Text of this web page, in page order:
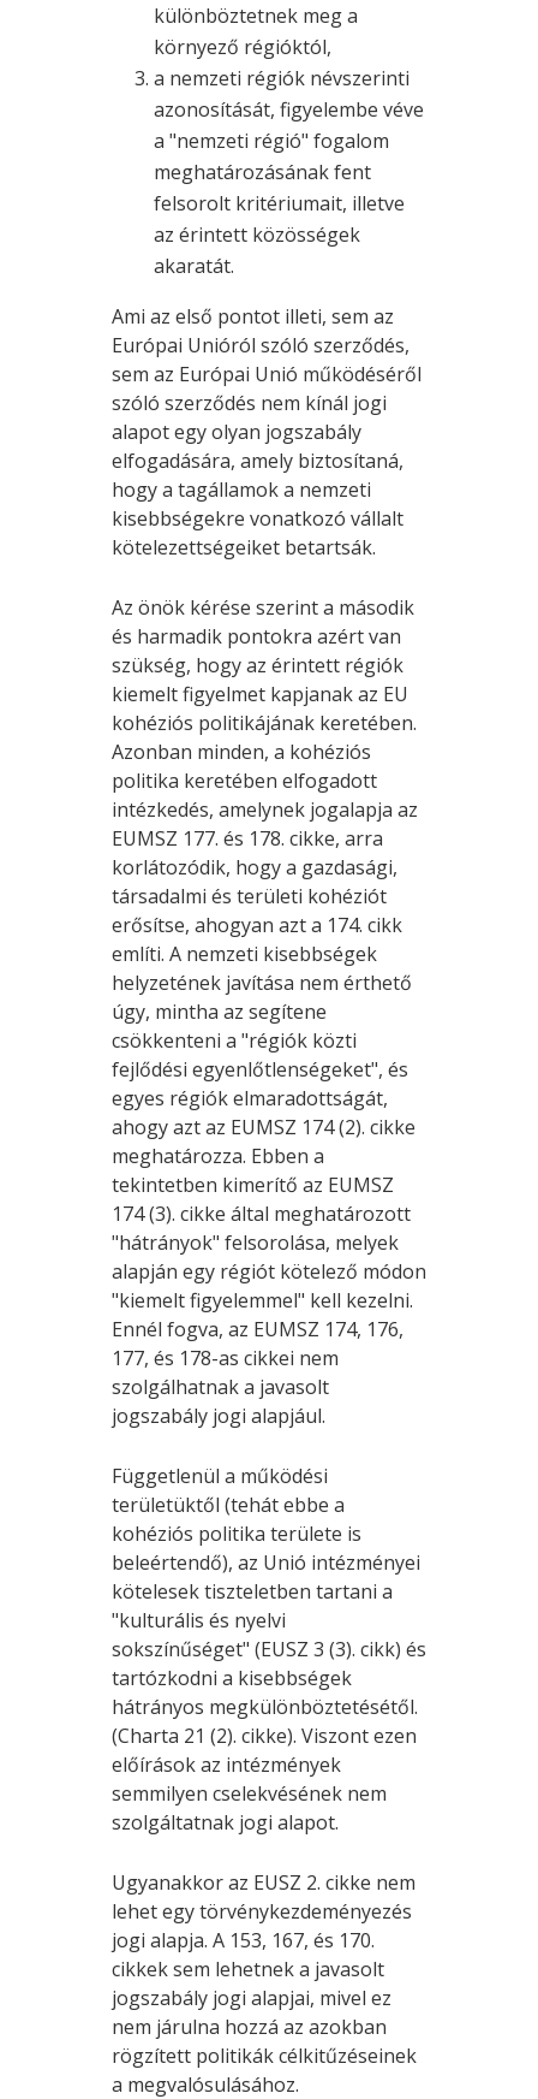
különböztetnek meg a
környező régióktól,
a nemzeti régiók névszerinti
azonosítását, figyelembe véve
a "nemzeti régió" fogalom
meghatározásának fent
felsorolt kritériumait, illetve
az érintett közösségek
akaratát.
Ami az első pontot illeti, sem az
Európai Unióról szóló szerződés,
sem az Európai Unió működéséről
szóló szerződés nem kínál jogi
alapot egy olyan jogszabály
elfogadására, amely biztosítaná,
hogy a tagállamok a nemzeti
kisebbségekre vonatkozó vállalt
kötelezettségeiket betartsák.
Az önök kérése szerint a második
és harmadik pontokra azért van
szükség, hogy az érintett régiók
kiemelt figyelmet kapjanak az EU
kohéziós politikájának keretében.
Azonban minden, a kohéziós
politika keretében elfogadott
intézkedés, amelynek jogalapja az
EUMSZ 177. és 178. cikke, arra
korlátozódik, hogy a gazdasági,
társadalmi és területi kohéziót
erősítse, ahogyan azt a 174. cikk
említi. A nemzeti kisebbségek
helyzetének javítása nem érthető
úgy, mintha az segítene
csökkenteni a "régiók közti
fejlődési egyenlőtlenségeket", és
egyes régiók elmaradottságát,
ahogy azt az EUMSZ 174 (2). cikke
meghatározza. Ebben a
tekintetben kimerítő az EUMSZ
174 (3). cikke által meghatározott
"hátrányok" felsorolása, melyek
alapján egy régiót kötelező módon
"kiemelt figyelemmel" kell kezelni.
Ennél fogva, az EUMSZ 174, 176,
177, és 178-as cikkei nem
szolgálhatnak a javasolt
jogszabály jogi alapjául.
Függetlenül a működési
területüktől (tehát ebbe a
kohéziós politika területe is
beleértendő), az Unió intézményei
kötelesek tiszteletben tartani a
"kulturális és nyelvi
sokszínűséget" (EUSZ 3 (3). cikk) és
tartózkodni a kisebbségek
hátrányos megkülönböztetésétől.
(Charta 21 (2). cikke). Viszont ezen
előírások az intézmények
semmilyen cselekvésének nem
szolgáltatnak jogi alapot.
Ugyanakkor az EUSZ 2. cikke nem
lehet egy törvénykezdeményezés
jogi alapja. A 153, 167, és 170.
cikkek sem lehetnek a javasolt
jogszabály jogi alapjai, mivel ez
nem járulna hozzá az azokban
rögzített politikák célkitűzéseinek
a megvalósulásához.